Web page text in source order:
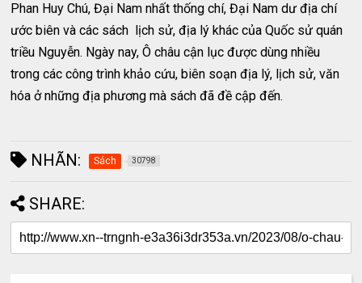
Phan Huy Chú, Đại Nam nhất thống chí, Đại Nam dư địa chí
ước biên và các sách lịch sử, địa lý khác của Quốc sử quán
triều Nguyễn. Ngày nay, Ô châu cận lục được dùng nhiều
trong các công trình khảo cứu, biên soạn địa lý, lịch sử, văn
hóa ở những địa phương mà sách đã đề cập đến.
NHÃN: Sách 30798
SHARE: